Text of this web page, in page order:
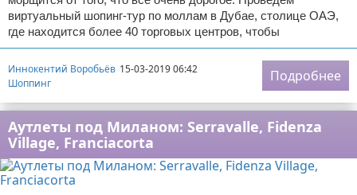
виртуальный шопинг-тур по моллам в Дубае, столице ОАЭ,
где находится более 40 торговых центров, чтобы
Иннокентий Воробьёв 15-03-2019 06:42
Шоппинг
Подробнее
Аутлеты под Миланом: Serravalle, Fidenza
Village, Franciacorta